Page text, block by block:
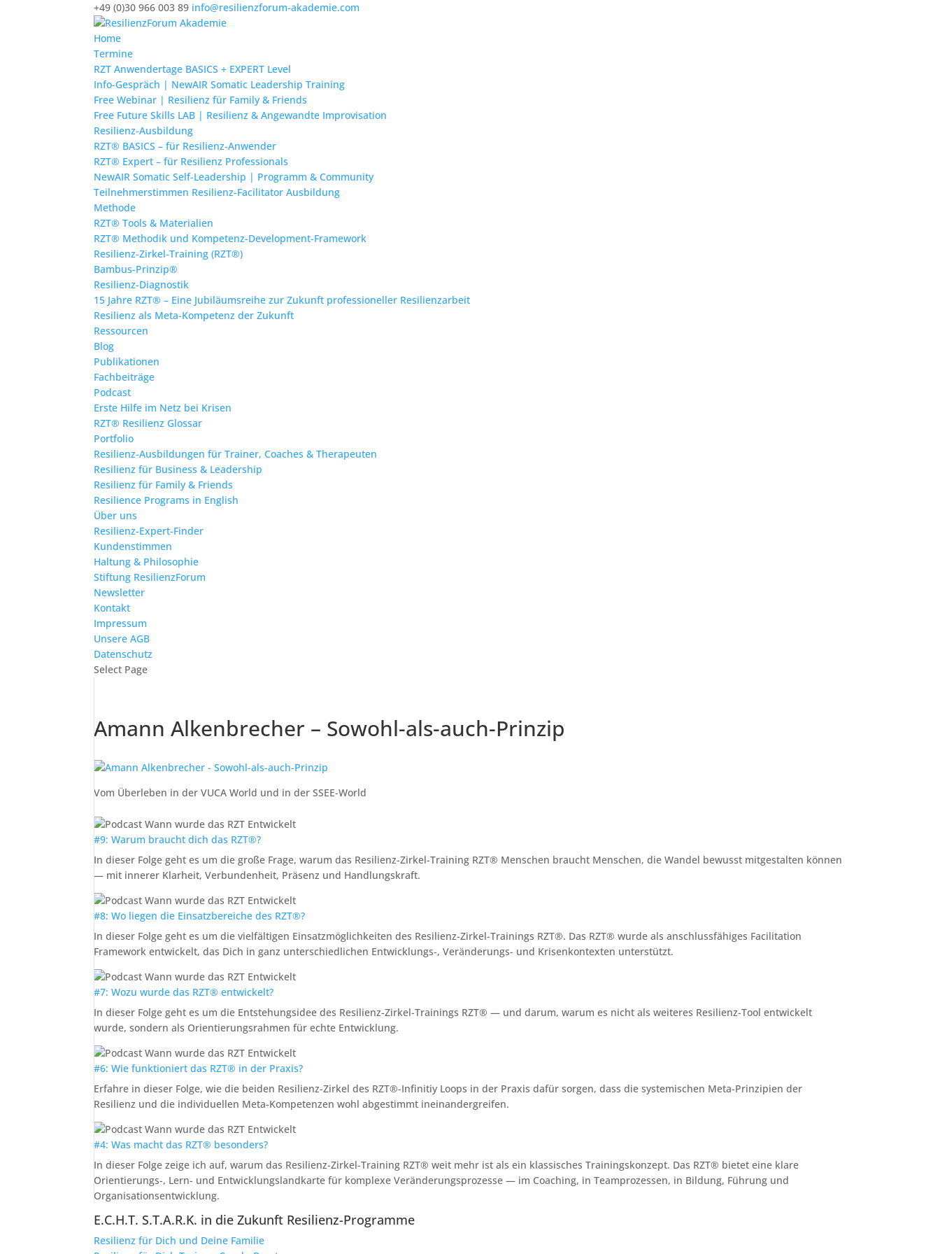
+49 (0)30 966 003 89 info@resilienzforum-akademie.com
Home
Termine
RZT Anwendertage BASICS + EXPERT Level
Info-Gespräch | NewAIR Somatic Leadership Training
Free Webinar | Resilienz für Family & Friends
Free Future Skills LAB | Resilienz & Angewandte Improvisation
Resilienz-Ausbildung
RZT® BASICS – für Resilienz-Anwender
RZT® Expert – für Resilienz Professionals
NewAIR Somatic Self-Leadership | Programm & Community
Teilnehmerstimmen Resilienz-Facilitator Ausbildung
Methode
RZT® Tools & Materialien
RZT® Methodik und Kompetenz-Development-Framework
Resilienz-Zirkel-Training (RZT®)
Bambus-Prinzip®
Resilienz-Diagnostik
15 Jahre RZT® – Eine Jubiläumsreihe zur Zukunft professioneller Resilienzarbeit
Resilienz als Meta-Kompetenz der Zukunft
Ressourcen
Blog
Publikationen
Fachbeiträge
Podcast
Erste Hilfe im Netz bei Krisen
RZT® Resilienz Glossar
Portfolio
Resilienz-Ausbildungen für Trainer, Coaches & Therapeuten
Resilienz für Business & Leadership
Resilienz für Family & Friends
Resilience Programs in English
Über uns
Resilienz-Expert-Finder
Kundenstimmen
Haltung & Philosophie
Stiftung ResilienzForum
Newsletter
Kontakt
Impressum
Unsere AGB
Datenschutz
Select Page
Amann Alkenbrecher – Sowohl-als-auch-Prinzip
Vom Überleben in der VUCA World und in der SSEE-World
#9: Warum braucht dich das RZT®?
In dieser Folge geht es um die große Frage, warum das Resilienz-Zirkel-Training RZT® Menschen braucht Menschen, die Wandel bewusst mitgestalten können
— mit innerer Klarheit, Verbundenheit, Präsenz und Handlungskraft.
#8: Wo liegen die Einsatzbereiche des RZT®?
In dieser Folge geht es um die vielfältigen Einsatzmöglichkeiten des Resilienz-Zirkel-Trainings RZT®. Das RZT® wurde als anschlussfähiges Facilitation
Framework entwickelt, das Dich in ganz unterschiedlichen Entwicklungs-, Veränderungs- und Krisenkontexten unterstützt.
#7: Wozu wurde das RZT® entwickelt?
In dieser Folge geht es um die Entstehungsidee des Resilienz-Zirkel-Trainings RZT® — und darum, warum es nicht als weiteres Resilienz-Tool entwickelt
wurde, sondern als Orientierungsrahmen für echte Entwicklung.
#6: Wie funktioniert das RZT® in der Praxis?
Erfahre in dieser Folge, wie die beiden Resilienz-Zirkel des RZT®-Infinitiy Loops in der Praxis dafür sorgen, dass die systemischen Meta-Prinzipien der
Resilienz und die individuellen Meta-Kompetenzen wohl abgestimmt ineinandergreifen.
#4: Was macht das RZT® besonders?
In dieser Folge zeige ich auf, warum das Resilienz-Zirkel-Training RZT® weit mehr ist als ein klassisches Trainingskonzept. Das RZT® bietet eine klare
Orientierungs-, Lern- und Entwicklungslandkarte für komplexe Veränderungsprozesse — im Coaching, in Teamprozessen, in Bildung, Führung und
Organisationsentwicklung.
E.C.H.T. S.T.A.R.K. in die Zukunft Resilienz-Programme
Resilienz für Dich und Deine Familie